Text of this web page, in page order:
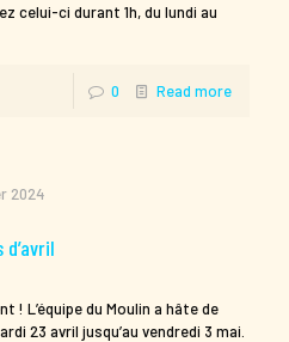
celui-ci durant 1h, du lundi au
0 Read more
2024
! L’équipe du Moulin a hâte de
23 avril jusqu’au vendredi 3 mai.